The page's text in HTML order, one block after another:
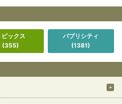
ピックス
(355)
パブリシティ
(1381)